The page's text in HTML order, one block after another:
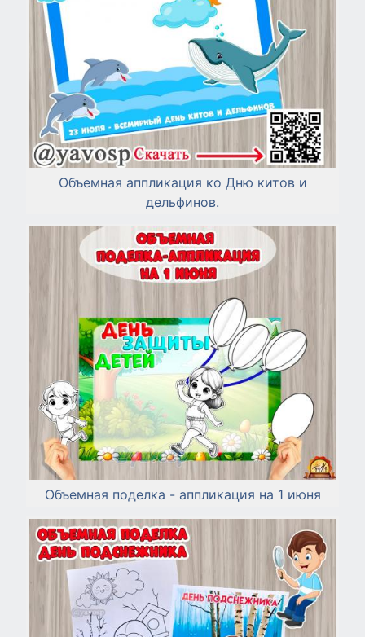
Объемная аппликация ко Дню китов и
дельфинов.
Объемная поделка - аппликация на 1 июня